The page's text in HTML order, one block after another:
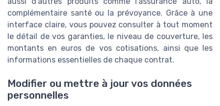
complémentaire santé ou la prévoyance. Grâce à une
interface claire, vous pouvez consulter à tout moment
le détail de vos garanties, le niveau de couverture, les
montants en euros de vos cotisations, ainsi que les
informations essentielles de chaque contrat.
Modifier ou mettre à jour vos données
personnelles